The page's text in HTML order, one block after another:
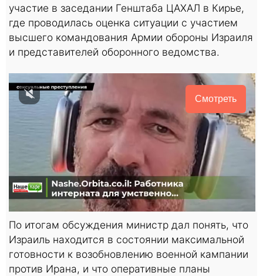
участие в заседании Генштаба ЦАХАЛ в Кирье,
где проводилась оценка ситуации с участием
высшего командования Армии обороны Израиля
и представителей оборонного ведомства.
Смотреть
По итогам обсуждения министр дал понять, что
Израиль находится в состоянии максимальной
готовности к возобновлению военной кампании
против Ирана, и что оперативные планы